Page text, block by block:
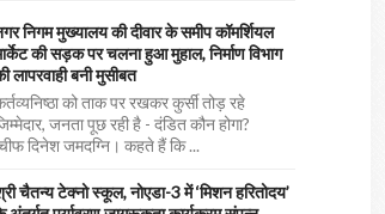
निगम मुख्यालय की दीवार के समीप कॉमर्शियल
की सड़क पर चलना हुआ मुहाल, निर्माण विभाग
लापरवाही बनी मुसीबत
को ताक पर रखकर कुर्सी तोड़ रहे
जनता पूछ रही है - दंडित कौन होगा?
चीफ दिनेश जमदग्नि। कहते हैं कि ...
चैतन्य टेक्नो स्कूल, नोएडा-3 में ‘मिशन हरितोदय’